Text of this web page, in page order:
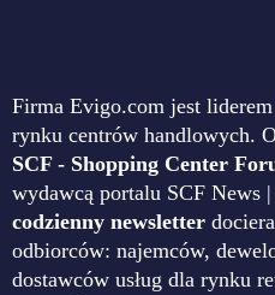
Firma Evigo.com jest
rynku centrów handlowych.
SCF - Shopping Center
wydawcą portalu SCF News
codzienny newsletter
odbiorców: najemców,
dostawców usług dla rynku